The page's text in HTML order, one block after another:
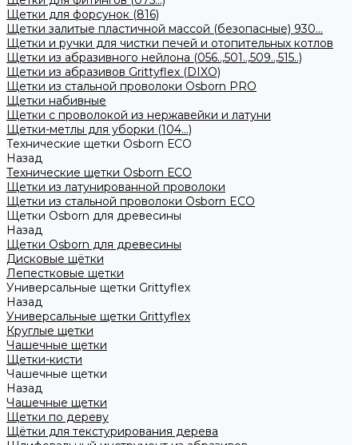
Щетки для форсунок (816)
Щетки залитые пластичной массой (безопасные) 930...
Щетки и ручки для чистки печей и отопительных котлов
Щетки из абразивного нейлона (056..,501..,509..,515..)
Щетки из абразивов Grittyflex (DIXO)
Щетки из стальной проволоки Osborn PRO
Щетки набивные
Щетки с проволокой из нержавейки и латуни
Щетки-метлы для уборки (104...)
Технические щетки Osborn ЕСО
Назад
Технические щетки Osborn ЕСО
Щетки из латунированной проволоки
Щетки из стальной проволоки Osborn ECO
Щетки Osborn для древесины
Назад
Щетки Osborn для древесины
Дисковые щётки
Лепестковые щетки
Универсальные щетки Grittyflex
Назад
Универсальные щетки Grittyflex
Круглые щетки
Чашечные щетки
Щетки-кисти
Чашечные щетки
Назад
Чашечные щетки
Щетки по дереву
Щётки для текстурирования дерева